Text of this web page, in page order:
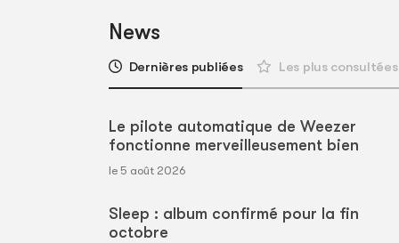
News
Dernières publiées Les plus consultées
Le pilote automatique de Weezer
fonctionne merveilleusement bien
le 5 août 2026
Sleep : album confirmé pour la fin
octobre